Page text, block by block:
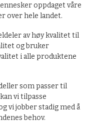
oppdaget våre
over hele landet.
av høy kvalitet til
og bruker
i alle produktene
som passer til
vi tilpasse
vi jobber stadig med å
behov.